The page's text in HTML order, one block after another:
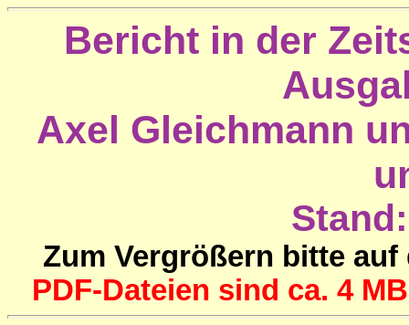
Bericht in der
Axel Gleichmann
Zum Vergrößern bitte
PDF-Dateien sind ca. 4